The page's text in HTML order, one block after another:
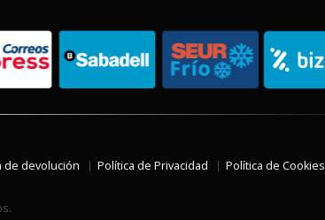
de devolución Política de Privacidad Política de Cookies